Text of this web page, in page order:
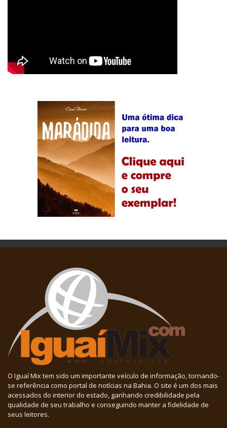
O Iguaí Mix tem sido um importante veículo de informação, tornando-
se referência como portal de notícias na Bahia. O site é um dos mais
acessados do interior do estado, ganhando credibilidade pela
qualidade de seu trabalho e conseguindo manter a fidelidade de
seus leitores.